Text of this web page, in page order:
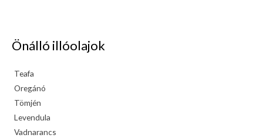
Önálló illóolajok
Teafa
Oregánó
Tömjén
Levendula
Vadnarancs